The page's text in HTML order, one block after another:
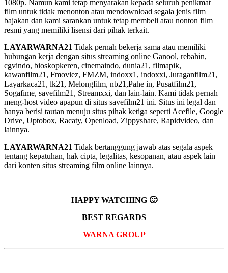
1080p. Namun kami tetap menyarakan kepada seluruh penikmat
film untuk tidak menonton atau mendownload segala jenis film
bajakan dan kami sarankan untuk tetap membeli atau nonton film
resmi yang memiliki lisensi dari pihak terkait.
LAYARWARNA21 Tidak pernah bekerja sama atau memiliki
hubungan kerja dengan situs streaming online Ganool, rebahin,
cgvindo, bioskopkeren, cinemaindo, dunia21, filmapik,
kawanfilm21, Fmoviez, FMZM, indoxx1, indoxxi, Juraganfilm21,
Layarkaca21, lk21, Melongfilm, nb21,Pahe in, Pusatfilm21,
Sogafime, savefilm21, Streamxxi, dan lain-lain. Kami tidak pernah
meng-host video apapun di situs savefilm21 ini. Situs ini legal dan
hanya berisi tautan menuju situs pihak ketiga seperti Acefile, Google
Drive, Uptobox, Racaty, Openload, Zippyshare, Rapidvideo, dan
lainnya.
LAYARWARNA21 Tidak bertanggung jawab atas segala aspek
tentang kepatuhan, hak cipta, legalitas, kesopanan, atau aspek lain
dari konten situs streaming film online lainnya.
HAPPY WATCHING 🙂
BEST REGARDS
WARNA GROUP